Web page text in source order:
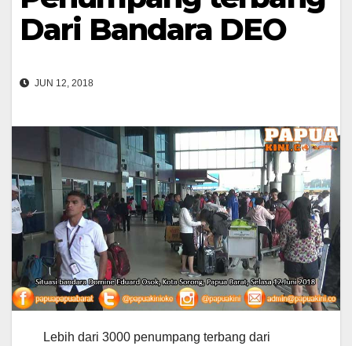
Dari Bandara DEO
JUN 12, 2018
Lebih dari 3000 penumpang terbang dari